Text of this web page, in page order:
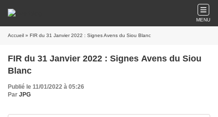
MENU
Accueil » FIR du 31 Janvier 2022 : Signes Avens du Siou Blanc
FIR du 31 Janvier 2022 : Signes Avens du Siou
Blanc
Publié le 11/01/2022 à 05:26
Par JPG